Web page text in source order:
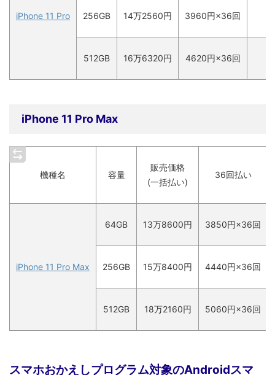
iPhone 11 Pro 256GB 14万2560円 3960円×36回
512GB 16万6320円 4620円×36回
iPhone 11 Pro Max
機種名 容量
販売価格
(一括払い)
36回払い
iPhone 11 Pro Max
64GB 13万8600円 3850円×36回
256GB 15万8400円 4440円×36回
512GB 18万2160円 5060円×36回
スマホおかえしプログラム対象のAndroidスマ